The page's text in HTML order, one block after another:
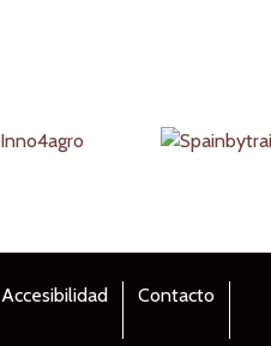
Accesibilidad Contacto